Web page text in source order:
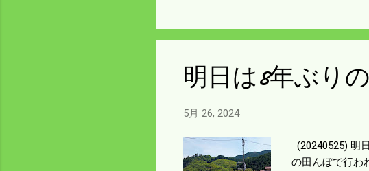
明日は8年ぶり
5月 26, 2024
(20240525) 明
の田んぼで行わ